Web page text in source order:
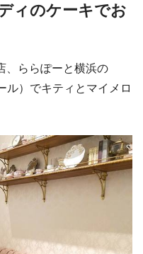
ィのケーキでお
、ららぽーと横浜の
ル）でキティとマイメロ